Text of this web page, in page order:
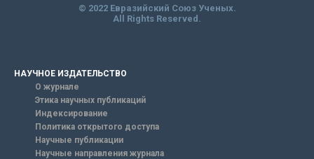
© 2022 Евразийский Союз Ученых.
All Rights Reserved.
НАУЧНОЕ ИЗДАТЕЛЬСТВО
О журнале
Этика научных публикаций
Индексирование
Политика открытого доступа
Научные публикации
Научные направления журнала